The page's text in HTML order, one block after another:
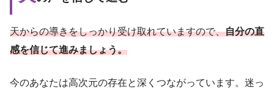
天からの導きをしっかり受け取れていますので、自分の直
感を信じて進みましょう。
今のあなたは高次元の存在と深くつながっています。迷っ